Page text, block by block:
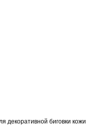
декоративной биговки кожи